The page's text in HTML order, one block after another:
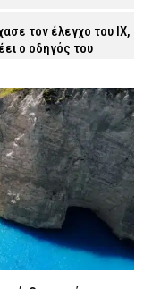
τον έλεγχο του ΙΧ,
ο οδηγός του
σε
που έκρυβε τη
έγιναν